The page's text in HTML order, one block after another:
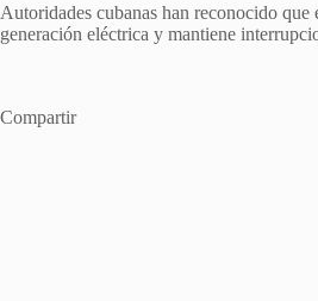
Autoridades cubanas han reconocido
generación eléctrica y mantiene
Compartir